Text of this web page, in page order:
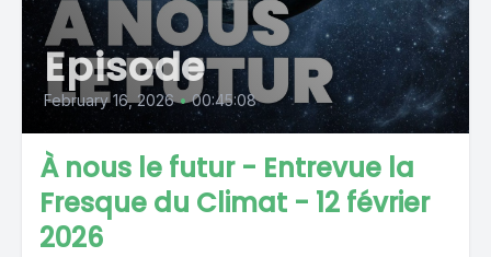
Episode
February 16, 2026 • 00:45:08
À nous le futur - Entrevue la
Fresque du Climat - 12 février
2026